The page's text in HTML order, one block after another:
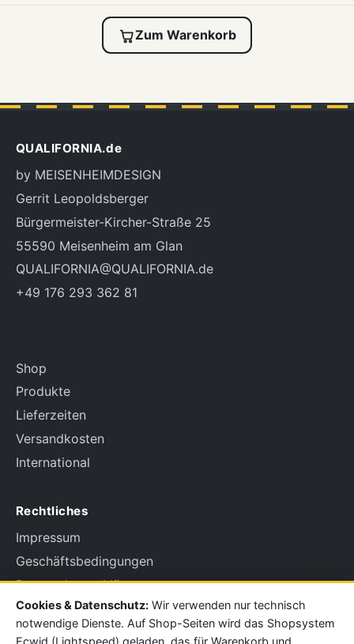
Zum Warenkorb
QUALIFORNIA.de
by MEISENHEIMDESIGN
Gerrit Leopoldsberger
Bürgermeister-Kircher-Straße 25
55590 Meisenheim am Glan
QUALIFORNIA@QUALIFORNIA.de
+49 176 293 362 81
Shop
Produkte
Lieferzeiten
Versandkosten
International
Rechtliches
Impressum
Geschäftsbedingungen
Datenschutzerklärung
Widerrufsbelehrung
Cookies & Datenschutz: Wir verwenden nur technisch
notwendige Dienste. Auf Shop-Seiten wird das Shopsystem